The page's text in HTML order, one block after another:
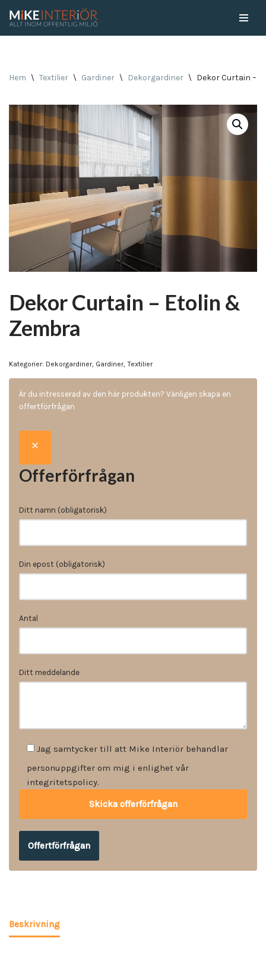
Hem \ Textilier \ Gardiner \ Dekorgardiner \ Dekor Curtain –
Dekor Curtain – Etolin &
Zembra
Kategorier: Dekorgardiner, Gardiner, Textilier
Är du intresserad av den här produkten? Vänligen skapa en
offertförfrågan
Offerförfrågan
Ditt namn (obligatorisk)
Din epost (obligatorisk)
Antal
Ditt meddelande
Jag samtycker till att Mike Interiör behandlar
personuppgifter om mig i enlighet vår
integritetspolicy.
Offertförfrågan
Beskrivning